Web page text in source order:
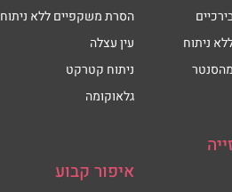
ניתוח
הסרת משקפיים ללא ניתוח
עין עצלה
ניתוח קטרקט
גלאוקומה
איפור קבוע